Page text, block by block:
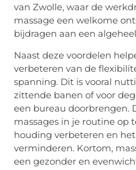
van Zwolle, waar de
massage een welkome
bijdragen aan een
Naast deze voordelen
verbeteren van de
spanning. Dit is vooral
zittende banen of voor
een bureau doorbrengen.
massages in je routine op
houding verbeteren en
verminderen. Kortom,
een gezonder en